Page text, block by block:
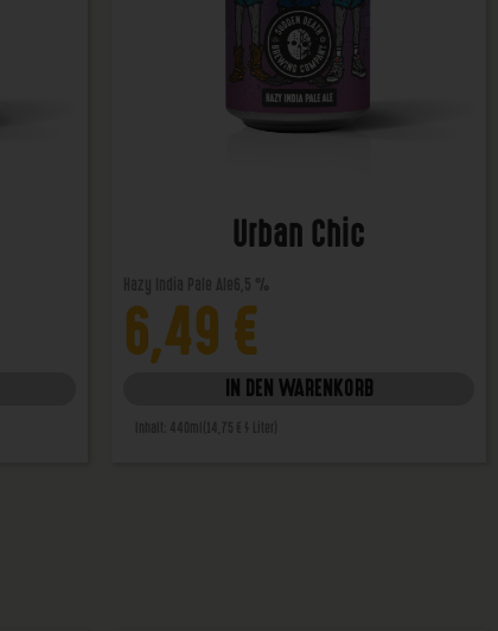
Urban Chic
6,49 €
IN DEN WARENKORB